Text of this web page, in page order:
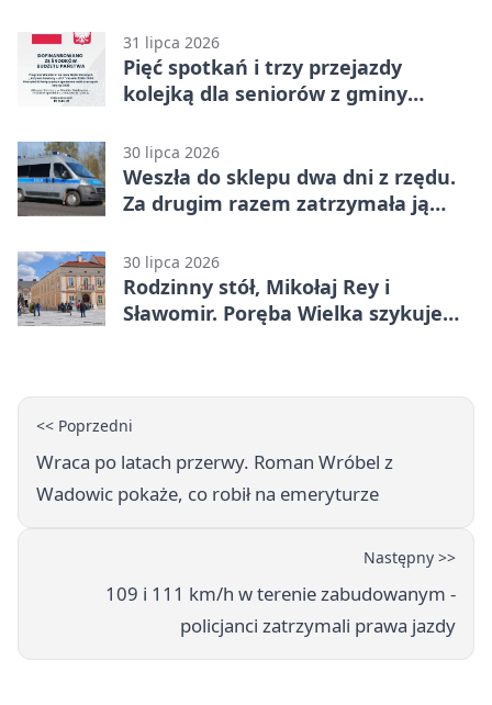
31 lipca 2026
Pięć spotkań i trzy przejazdy
kolejką dla seniorów z gminy
30 lipca 2026
Weszła do sklepu dwa dni z rzędu.
Za drugim razem zatrzymała ją
30 lipca 2026
Rodzinny stół, Mikołaj Rey i
Sławomir. Poręba Wielka szykuje
<< Poprzedni
Wraca po latach przerwy. Roman Wróbel z
Wadowic pokaże, co robił na emeryturze
Następny >>
109 i 111 km/h w terenie zabudowanym -
policjanci zatrzymali prawa jazdy